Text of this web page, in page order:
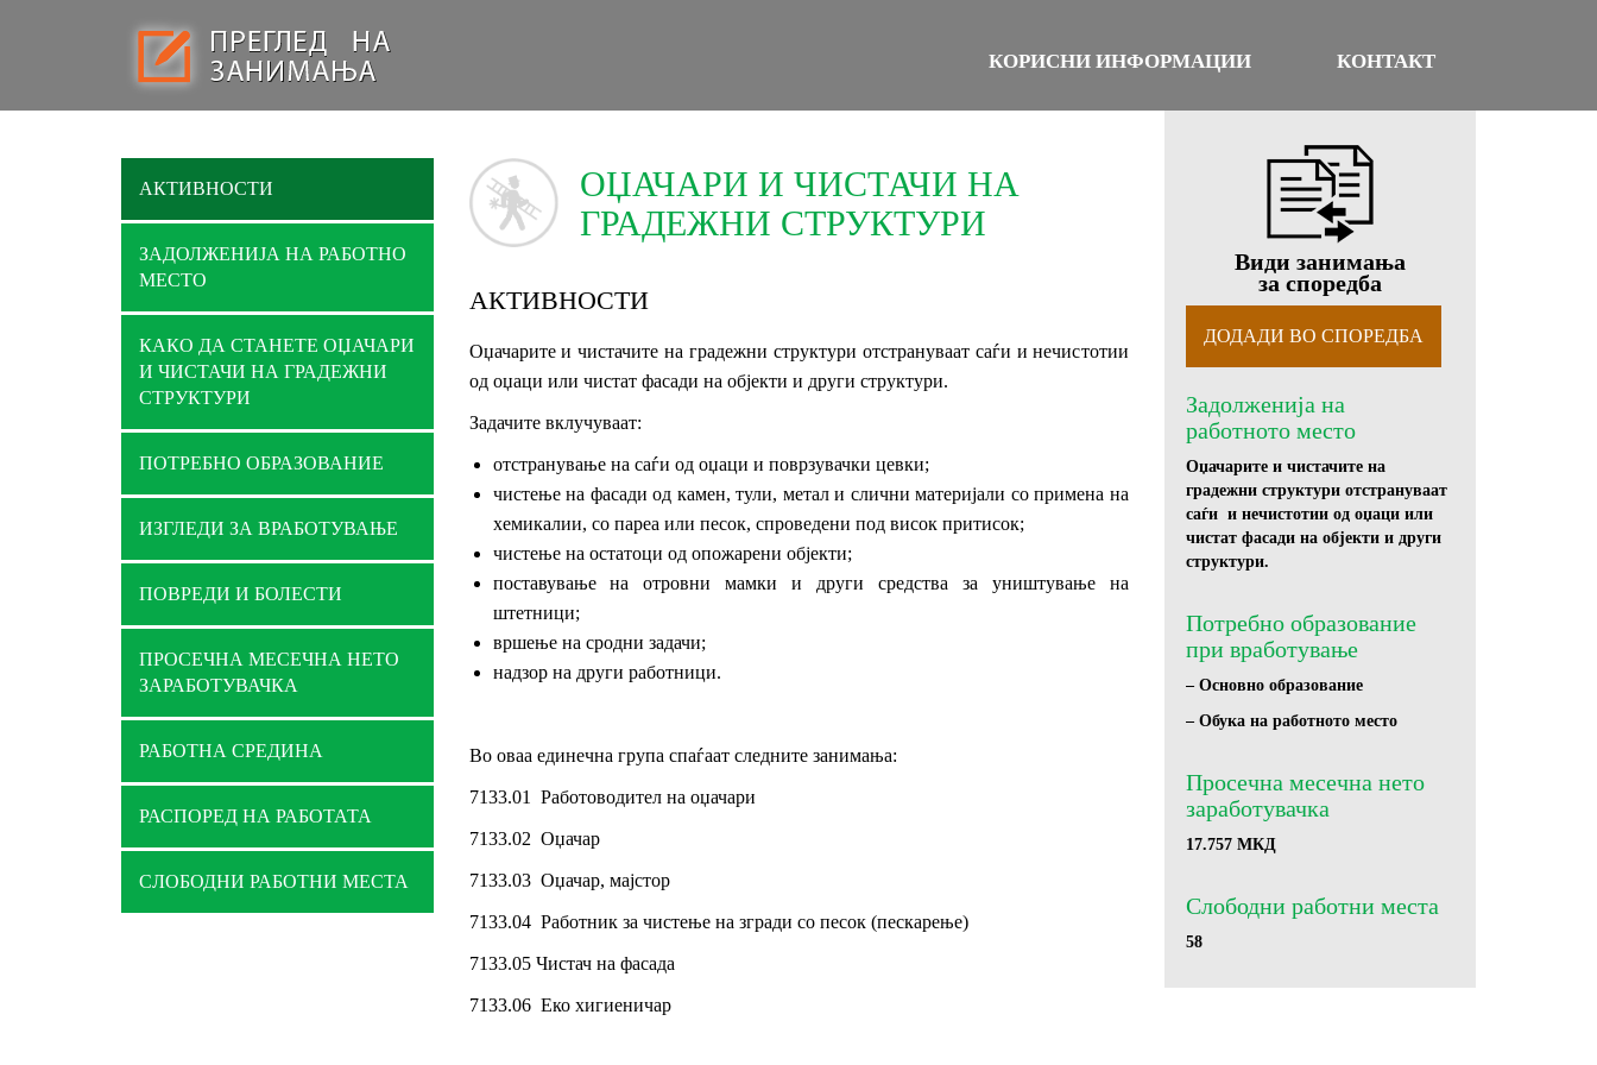
КОРИСНИ ИНФОРМАЦИИ КОНТАКТ
АКТИВНОСТИ
ЗАДОЛЖЕНИЈА НА РАБОТНО
МЕСТО
КАКО ДА СТАНЕТЕ ОЏАЧАРИ
И ЧИСТАЧИ НА ГРАДЕЖНИ
СТРУКТУРИ
ПОТРЕБНО ОБРАЗОВАНИЕ
ИЗГЛЕДИ ЗА ВРАБОТУВАЊЕ
ПОВРЕДИ И БОЛЕСТИ
ПРОСЕЧНА МЕСЕЧНА НЕТО
ЗАРАБОТУВАЧКА
РАБОТНА СРЕДИНА
РАСПОРЕД НА РАБОТАТА
СЛОБОДНИ РАБОТНИ МЕСТА
ОЏАЧАРИ И ЧИСТАЧИ НА
ГРАДЕЖНИ СТРУКТУРИ
АКТИВНОСТИ
Оџачарите и чистачите на градежни структури отстрануваат саѓи и нечистотии
од оџаци или чистат фасади на објекти и други структури.
Задачите вклучуваат:
отстранување на саѓи од оџаци и поврзувачки цевки;
чистење на фасади од камен, тули, метал и слични материјали со примена на
хемикалии, со пареа или песок, спроведени под висок притисок;
чистење на остатоци од опожарени објекти;
поставување на отровни мамки и други средства за уништување на
штетници;
вршење на сродни задачи;
надзор на други работници.
Во оваа единечна група спаѓаат следните занимања:
7133.01 Работоводител на оџачари
7133.02 Оџачар
7133.03 Оџачар, мајстор
7133.04 Работник за чистење на згради со песок (пескарење)
7133.05 Чистач на фасада
7133.06 Еко хигиеничар
Види занимања
за споредба
Задолженија на
работното место
Оџачарите и чистачите на
градежни структури отстрануваат
саѓи и нечистотии од оџаци или
чистат фасади на објекти и други
структури.
Потребно образование
при вработување
– Основно образование
– Обука на работното место
Просечна месечна нето
заработувачка
17.757 МКД
Слободни работни местa
58